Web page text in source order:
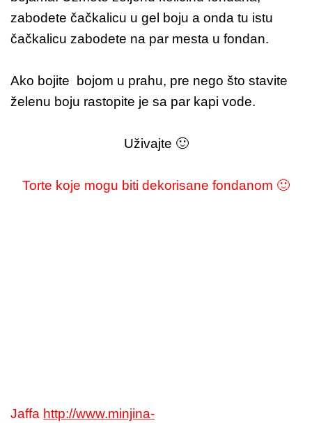
zabodete čačkalicu u gel boju a onda tu istu
čačkalicu zabodete na par mesta u fondan.
Ako bojite bojom u prahu, pre nego što stavite
želenu boju rastopite je sa par kapi vode.
Uživajte 🙂
Torte koje mogu biti dekorisane fondanom 🙂
Jaffa http://www.minjina-